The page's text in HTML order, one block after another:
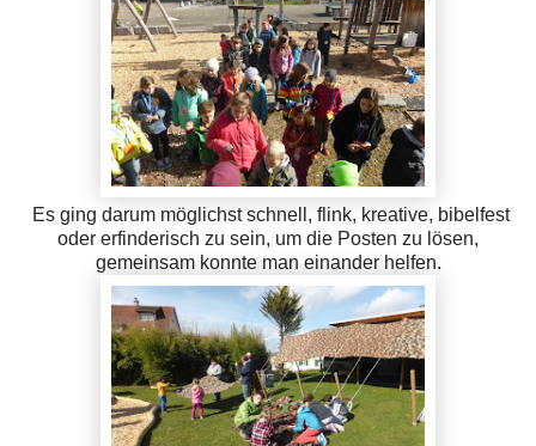
Es ging darum möglichst schnell, flink, kreative, bibelfest
oder erfinderisch zu sein, um die Posten zu lösen,
gemeinsam konnte man einander helfen.